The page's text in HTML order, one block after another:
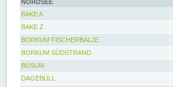
NORDSEE
BAKE A
BAKE Z
BORKUM FISCHERBALJE
BORKUM SÜDSTRAND
BÜSUM
DAGEBÜLL